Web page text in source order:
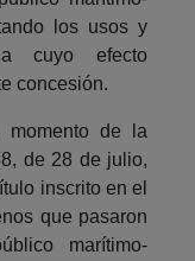
los usos y
a cuyo efecto
concesión.
de la
de 28 de julio,
inscrito en el
que pasaron
marítimo-